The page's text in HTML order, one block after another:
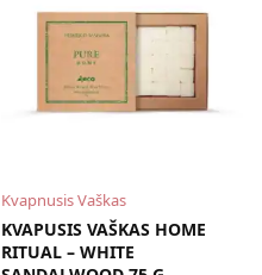
Kvapnusis Vaškas
KVAPUSIS VAŠKAS HOME
RITUAL – WHITE